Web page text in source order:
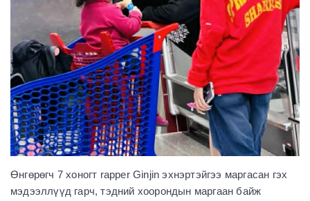
Өнгөрөгч 7 хоногт rapper Ginjin эхнэртэйгээ маргасан гэх
мэдээллүүд гарч, тэдний хоорондын маргаан байж